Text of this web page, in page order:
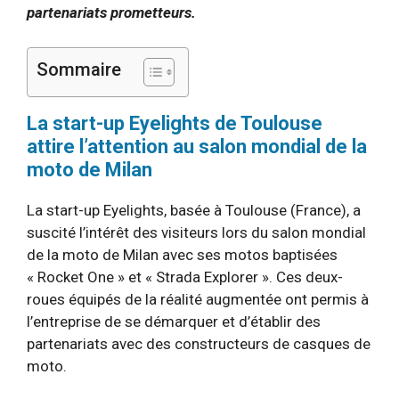
partenariats prometteurs.
Sommaire
La start-up Eyelights de Toulouse
attire l’attention au salon mondial de la
moto de Milan
La start-up Eyelights, basée à Toulouse (France), a
suscité l’intérêt des visiteurs lors du salon mondial
de la moto de Milan avec ses motos baptisées
« Rocket One » et « Strada Explorer ». Ces deux-
roues équipés de la réalité augmentée ont permis à
l’entreprise de se démarquer et d’établir des
partenariats avec des constructeurs de casques de
moto.